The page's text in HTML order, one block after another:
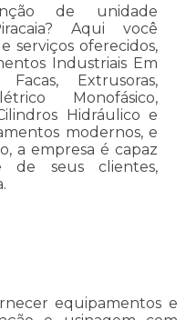
de unidade
Aqui você
serviços oferecidos,
Industriais Em
Extrusoras,
Monofásico,
Hidráulico e
modernos, e
a empresa é capaz
de seus clientes,
equipamentos e